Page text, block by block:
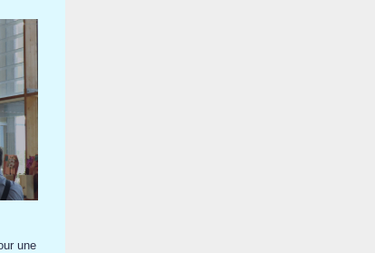
une